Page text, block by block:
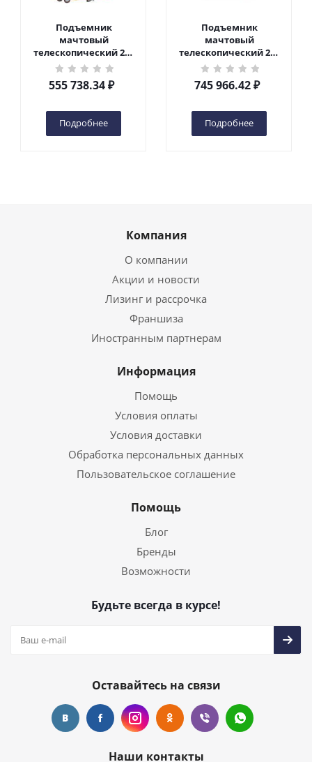
Подъемник
мачтовый
телескопический 200
кг 6 м TOR GTWY6-200S
DC 2-мачтовый
(автономный) (G) в
555 738.34₽
Подробнее
Подъемник
мачтовый
телескопический 200
кг 10 м TOR GTWY10-
200S DC 2-мачтовый
(автономный) (N) в
745 966.42₽
Подробнее
Компания
О компании
Акции и новости
Лизинг и рассрочка
Франшиза
Иностранным партнерам
Информация
Помощь
Условия оплаты
Условия доставки
Обработка персональных данных
Пользовательское соглашение
Помощь
Блог
Бренды
Возможности
Будьте всегда в курсе!
Оставайтесь на связи
Наши контакты